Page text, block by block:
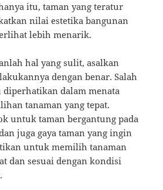
itu, taman yang teratur
nilai estetika bangunan
lebih menarik.
hal yang sulit, asalkan
dengan benar. Salah
diperhatikan dalam menata
tanaman yang tepat.
untuk taman bergantung pada
juga gaya taman yang ingin
untuk memilih tanaman
dan sesuai dengan kondisi